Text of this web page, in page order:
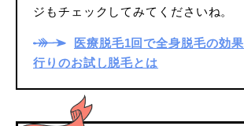
ジもチェックしてみてくださいね。
医療脱毛1回で全身脱毛の効
行りのお試し脱毛とは